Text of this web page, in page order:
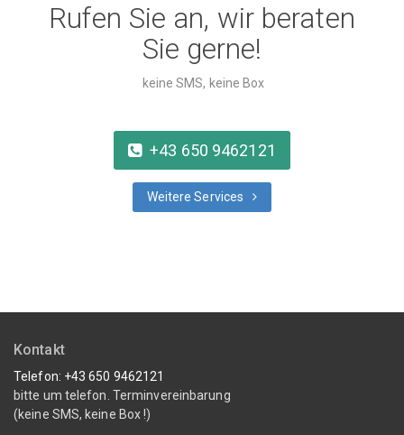
" Externer-Notebook-Akku"
Rufen Sie an, wir beraten
Sie gerne!
keine SMS, keine Box
+43 650 9462121
Weitere Services
Kontakt
Telefon: +43 650 9462121
bitte um telefon. Terminvereinbarung
(keine SMS, keine Box !)